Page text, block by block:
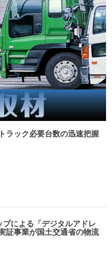
ラック必要台数の迅速把握
による「デジタルアドレ
証事業が国土交通省の物流